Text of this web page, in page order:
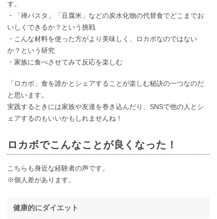
す。
・「禅パスタ」「豆腐米」などの炭水化物の代替食でどこまでお
いしくできるか？という挑戦
・こんな材料を使った方がより美味しく、ロカボなのではない
か？という研究
・家族に食べさせてみて反応を楽しむ
「ロカボ」食を誰かとシェアすることが楽しむ秘訣の一つなのだ
と思います。
実践するときには家族や友達を巻き込んだり、SNSで他の人とシ
ェアするのもいいかもしれませんね！
ロカボでこんなことが良くなった！
こちらも身近な経験者の声です。
※個人差があります。
健康的にダイエット